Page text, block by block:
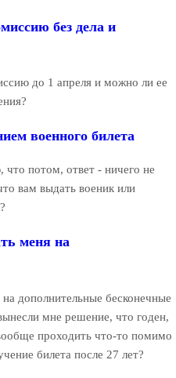
без дела и
до 1 апреля и можно ли ее
военного билета
потом, ответ - ничего не
вам выдать военик или
меня на
дополнительные бесконечные
мне решение, что годен,
проходить что-то помимо
билета после 27 лет?